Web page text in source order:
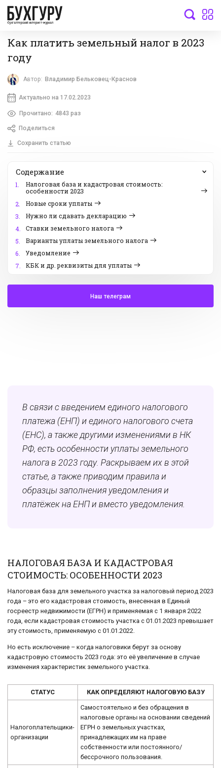
бухгалтерский интернет-журнал
Как платить земельный налог в 2023
году
Автор: Владимир Бельковец-Краснов
Актуально на 17.02.2023
Прочитано: 4843 раз
Поделиться
Сохранить статью
Содержание
1.
Налоговая база и кадастровая стоимость:
особенности 2023
2.
Новые сроки уплаты
3.
Нужно ли сдавать декларацию
4.
Ставки земельного налога
5.
Варианты уплаты земельного налога
6.
Уведомление
7.
КБК и др. реквизиты для уплаты
Наш телеграм
В связи с введением единого налогового
платежа (ЕНП) и единого налогового счета
(ЕНС), а также другими изменениями в НК
РФ, есть особенности уплаты земельного
налога в 2023 году. Раскрываем их в этой
статье, а также приводим правила и
образцы заполнения уведомления и
платёжек на ЕНП и вместо уведомления.
НАЛОГОВАЯ БАЗА И КАДАСТРОВАЯ
СТОИМОСТЬ: ОСОБЕННОСТИ 2023
Налоговая база для земельного участка за налоговый период 2023
года – это его кадастровая стоимость, внесенная в Единый
госреестр недвижимости (ЕГРН) и применяемая с 1 января 2022
года, если кадастровая стоимость участка с 01.01.2023 превышает
эту стоимость, применяемую с 01.01.2022.
Но есть исключение – когда налоговики берут за основу
кадастровую стоимость 2023 года: это её увеличение в случае
изменения характеристик земельного участка.
СТАТУС КАК ОПРЕДЕЛЯЮТ НАЛОГОВУЮ БАЗУ
Налогоплательщики-
организации
Самостоятельно и без обращения в
налоговые органы на основании сведений
ЕГРН о земельных участках,
принадлежащих им на праве
собственности или постоянного/
бессрочного пользования.